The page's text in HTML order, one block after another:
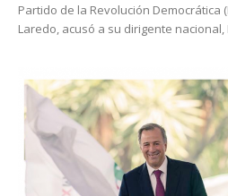
Partido de la Revolución Democrática
Laredo, acusó a su dirigente nacional,